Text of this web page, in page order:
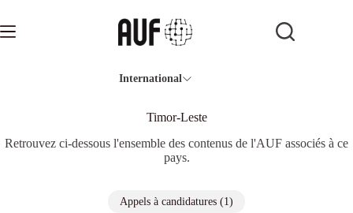
contenu
International
Timor-Leste
Retrouvez ci-dessous l'ensemble des contenus de l'AUF associés à ce
pays.
Appels à candidatures (1)